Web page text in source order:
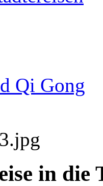
Qi Gong
in die